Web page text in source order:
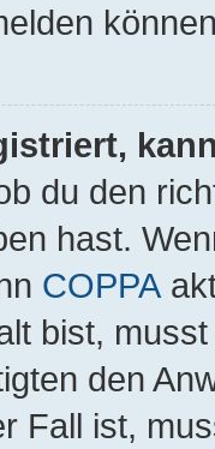
du den
hast.
COPPA
bist,
den
Fall ist,